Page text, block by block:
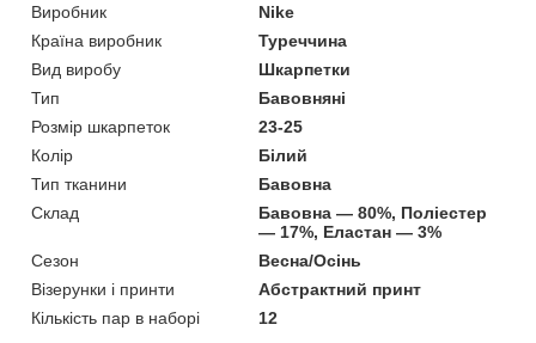
Виробник
Nike
Країна виробник
Туреччина
Вид виробу
Шкарпетки
Тип
Бавовняні
Розмір шкарпеток
23-25
Колір
Білий
Тип тканини
Бавовна
Склад
Бавовна — 80%, Поліестер
— 17%, Еластан — 3%
Сезон
Весна/Осінь
Візерунки і принти
Абстрактний принт
Кількість пар в наборі
12